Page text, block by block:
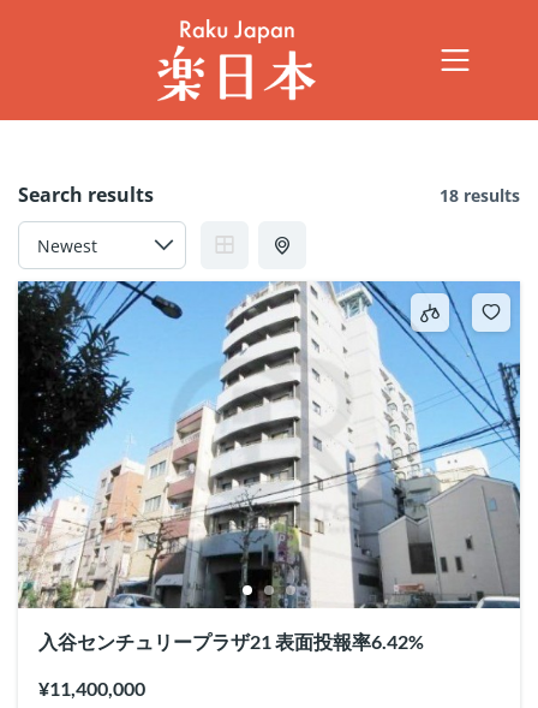
Search results 18 results
入谷センチュリープラザ21 表面投報率6.42%
¥11,400,000